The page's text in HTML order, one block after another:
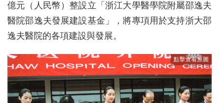
億元（人民幣）整設立「浙江大學醫學院附屬邵逸夫
醫院邵逸夫發展建設基金」，將專項用於支持浙大邵
逸夫醫院的各項建設與發展。